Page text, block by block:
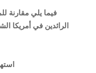
فيما يلي مقارنة